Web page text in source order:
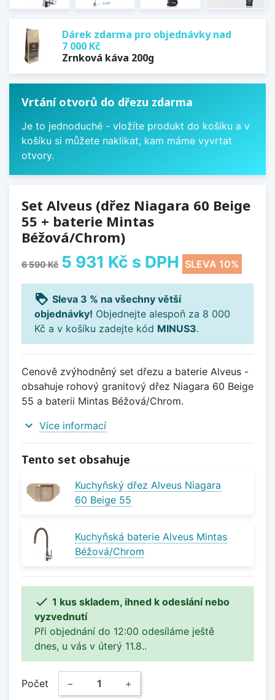
Dárek zdarma pro objednávky nad
7 000 Kč
Zrnková káva 200g
Vrtání otvorů do dřezu zdarma
Je to jednoduché - vložíte produkt do košíku a v
košíku si můžete naklikat, kam máme vyvrtat
otvory.
Set Alveus (dřez Niagara 60 Beige
55 + baterie Mintas
Béžová/Chrom)
6 590 Kč 5 931 Kč s DPH SLEVA 10%
loyalty Sleva 3 % na všechny větší
objednávky! Objednejte alespoň za 8 000
Kč a v košíku zadejte kód MINUS3.
Cenově zvýhodněný set dřezu a baterie Alveus -
obsahuje rohový granitový dřez Niagara 60 Beige
55 a baterii Mintas Béžová/Chrom.
expand_more Více informací
Tento set obsahuje
Kuchyňský dřez Alveus Niagara
60 Beige 55
Kuchyňská baterie Alveus Mintas
Béžová/Chrom
 1 kus skladem, ihned k odeslání nebo
vyzvednutí
Při objednání do 12:00 odesíláme ještě
dnes, u vás v úterý 11.8..
Počet − +